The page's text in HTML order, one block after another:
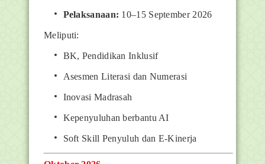
Pelaksanaan: 10–15 September 2026
Meliputi:
BK, Pendidikan Inklusif
Asesmen Literasi dan Numerasi
Inovasi Madrasah
Kepenyuluhan berbantu AI
Soft Skill Penyuluh dan E-Kinerja